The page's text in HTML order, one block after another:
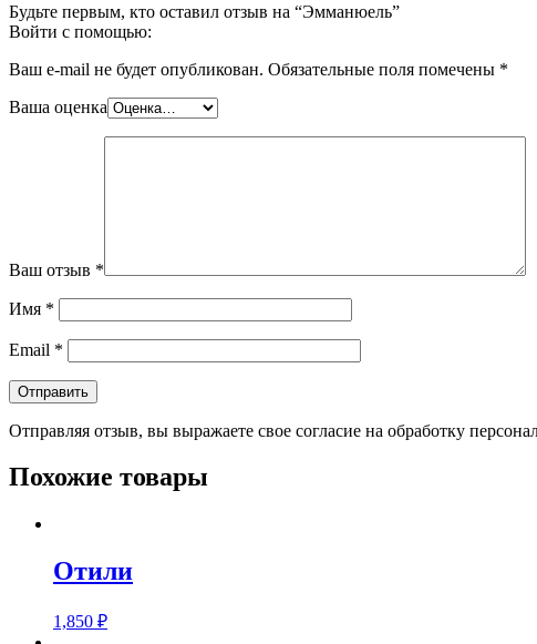
Будьте первым, кто оставил отзыв на “Эмманюель”
Войти с помощью:
Ваш e-mail не будет опубликован. Обязательные поля помечены *
Ваша оценка
Ваш отзыв *
Имя *
Email *
Отправляя отзыв, вы выражаете свое согласие на обработку
Похожие товары
Отили
1,850 ₽